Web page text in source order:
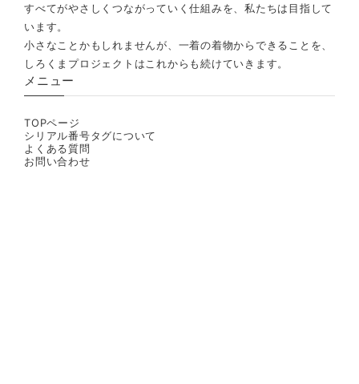
すべてがやさしくつながっていく仕組みを、私たちは目指して
います。
小さなことかもしれませんが、一着の着物からできることを、
しろくまプロジェクトはこれからも続けていきます。
メニュー
TOPページ
シリアル番号タグについて
よくある質問
お問い合わせ